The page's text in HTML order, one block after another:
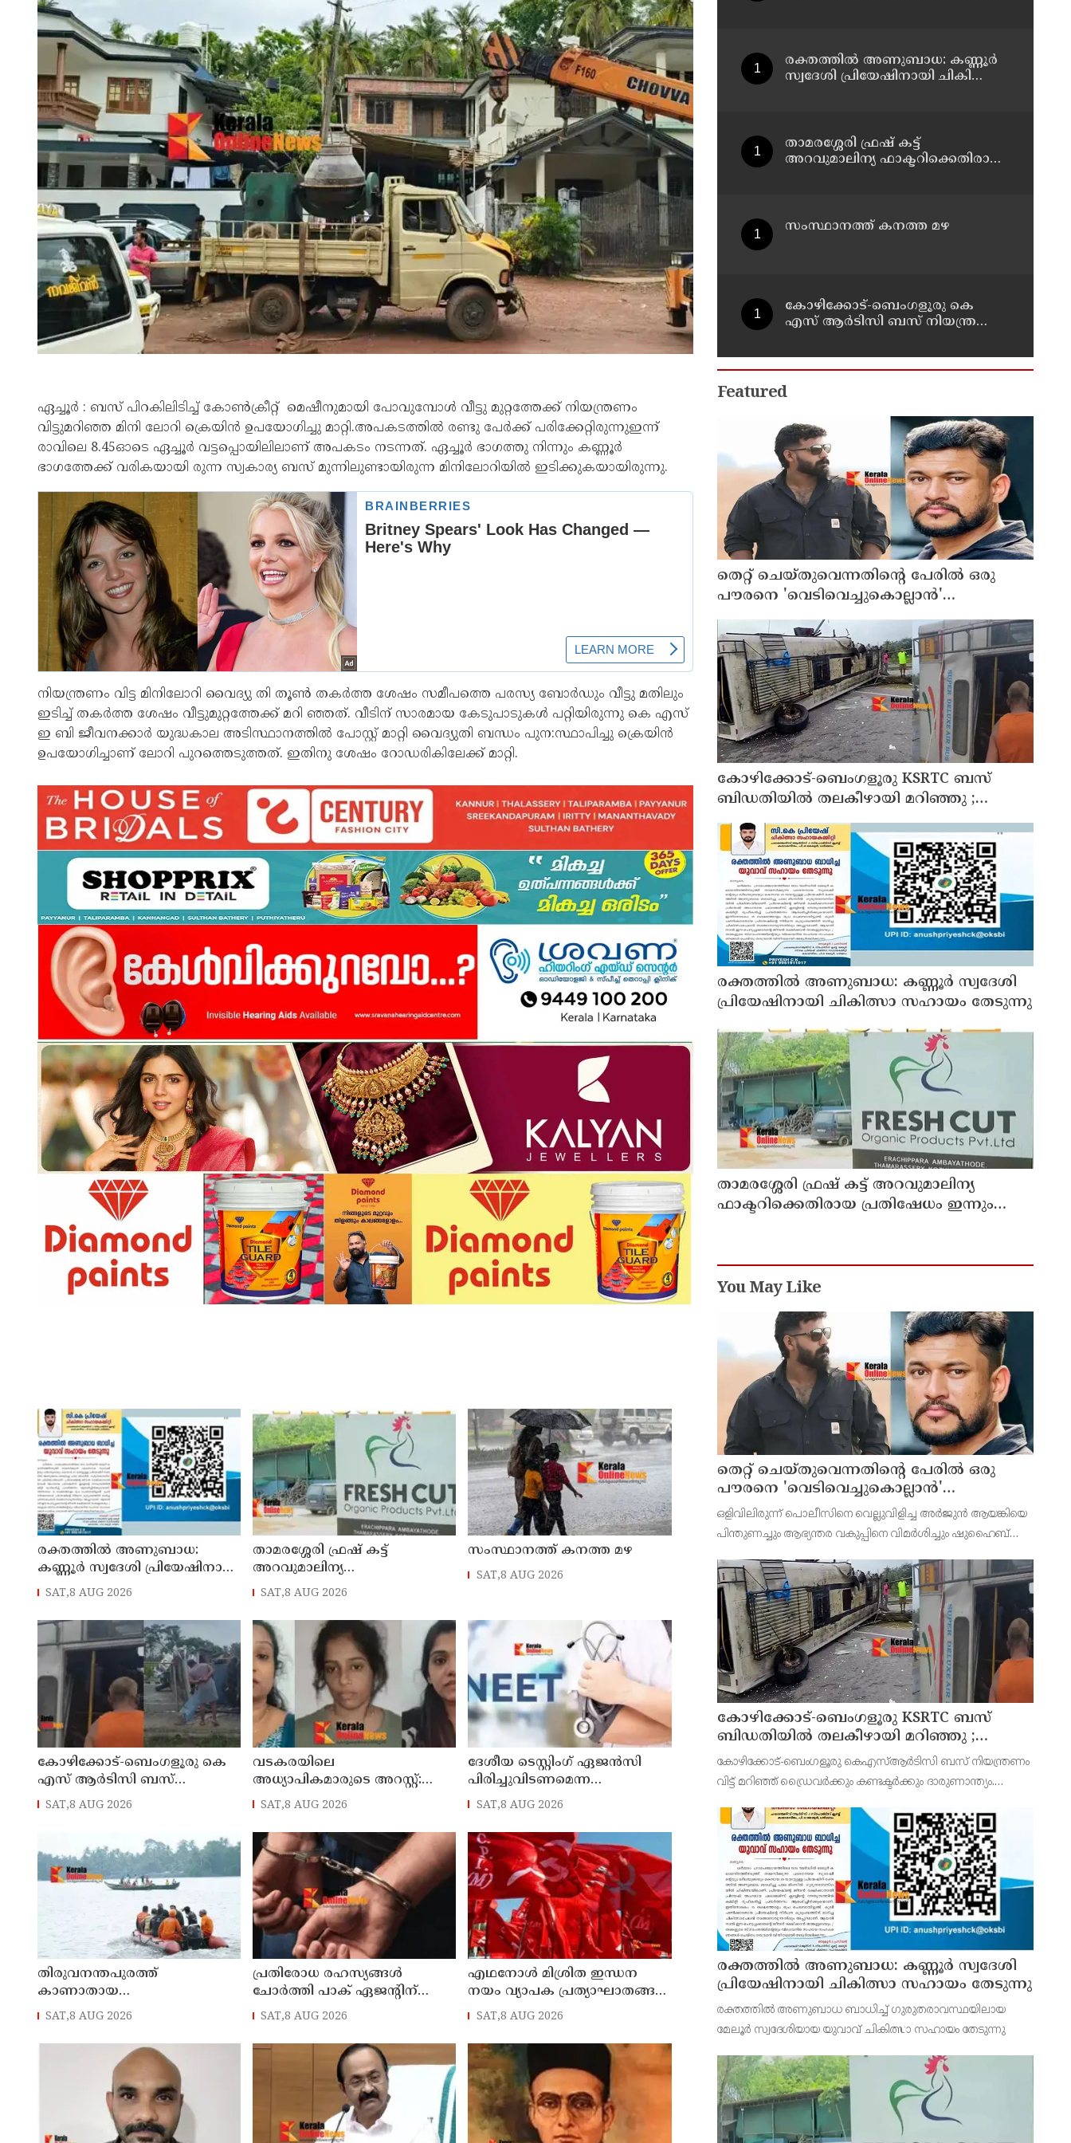
ഏച്ചൂർ : ബസ് പിറകിലിടിച്ച് കോൺക്രീറ്റ് മെഷീനുമായി പോവുമ്പോൾ വീട്ടു മുറ്റത്തേക്ക് നിയന്ത്രണം
വിട്ടുമറിഞ്ഞ മിനി ലോറി ക്രെയിൻ ഉപയോഗിച്ചു മാറ്റി.അപകടത്തിൽ രണ്ടു പേർക്ക് പരിക്കേറ്റിരുന്നുഇന്ന്
രാവിലെ 8.45ഓടെ ഏച്ചൂർ വട്ടപ്പൊയിലിലാണ് അപകടം നടന്നത്. ഏച്ചൂർ ഭാഗത്തു നിന്നും കണ്ണൂർ
ഭാഗത്തേക്ക് വരികയായി രുന്ന സ്വകാര്യ ബസ് മുന്നിലുണ്ടായിരുന്ന മിനിലോറിയിൽ ഇടിക്കുകയായിരുന്നു.
നിയന്ത്രണം വിട്ട മിനിലോറി വൈദ്യു തി തൂൺ തകർത്ത ശേഷം സമീപത്തെ പരസ്യ ബോർഡും വീട്ടു മതിലും
ഇടിച്ച് തകർത്ത ശേഷം വീട്ടുമുറ്റത്തേക്ക് മറി ഞ്ഞത്. വീടിന് സാരമായ കേടുപാടുകൾ പറ്റിയിരുന്നു കെ എസ്
ഇ ബി ജീവനക്കാർ യുദ്ധകാല അടിസ്ഥാനത്തിൽ പോസ്റ്റ് മാറ്റി വൈദ്യുതി ബന്ധം പുന:സ്ഥാപിച്ചു ക്രെയിൻ
ഉപയോഗിച്ചാണ് ലോറി പുറത്തെടുത്തത്. ഇതിനു ശേഷം റോഡരികിലേക്ക് മാറ്റി.
രക്തത്തിൽ അണുബാധ:
കണ്ണൂർ സ്വദേശി പ്രിയേഷിനായി
ചികിത്സാ സഹായം തേടുന്നു
SAT,8 AUG 2026
താമരശ്ശേരി ഫ്രഷ് കട്ട്
അറവുമാലിന്യ
ഫാക്ടറിക്കെതിരായ പ്രതിഷേധം
SAT,8 AUG 2026
സംസ്ഥാനത്ത് കനത്ത മഴ
SAT,8 AUG 2026
കോഴിക്കോട്-ബെംഗളൂരു കെ
എസ് ആര്‍ടിസി ബസ്
നിയന്ത്രണം വിട്ട് തലകീഴായി
മറിഞ്ഞു; ഡ്രൈവര്‍ക്കും
SAT,8 AUG 2026
വടകരയിലെ
അധ്യാപികമാരുടെ അറസ്റ്റ്:
അന്വേഷണം സംസ്ഥാനത്തിന്
പുറത്തേയ്ക്ക്
SAT,8 AUG 2026
ദേശീയ ടെസ്റ്റിംഗ് ഏജന്‍സി
പിരിച്ചുവിടണമെന്ന
ആവശ്യവുമായി കോക്രോച്ച്
ജനതാ പാര്‍ട്ടി
SAT,8 AUG 2026
തിരുവനന്തപുരത്ത്
കാണാതായ
മത്സ്യത്തൊഴിലാളികള്‍ക്കായുള്ള
SAT,8 AUG 2026
പ്രതിരോധ രഹസ്യങ്ങള്‍
ചോര്‍ത്തി പാക് ഏജന്റിന്
നല്‍കി; വ്യോമസേനാ വിങ്
SAT,8 AUG 2026
എഥനോള്‍ മിശ്രിത ഇന്ധന
നയം വ്യാപക പ്രത്യാഘാതങ്ങള്‍
സൃഷ്ടിക്കും:
പ്രതിഷേധമെന്ന് സിപിഐഎം
SAT,8 AUG 2026
രക്തത്തിൽ അണുബാധ: കണ്ണൂർ
സ്വദേശി പ്രിയേഷിനായി ചികിത്സാ
താമരശ്ശേരി ഫ്രഷ് കട്ട്
അറവുമാലിന്യ ഫാക്ടറിക്കെതിരായ
സംസ്ഥാനത്ത് കനത്ത മഴ
കോഴിക്കോട്-ബെംഗളൂരു കെ
എസ് ആര്‍ടിസി ബസ് നിയന്ത്രണം
ഡ്രൈവര്‍ക്കും കണ്ടക്ടര്‍ക്കും
ദാരുണാന്ത്യം
Featured
തെറ്റ് ചെയ്തുവെന്നതിന്റെ പേരില്‍ ഒരു
പൗരനെ 'വെടിവെച്ചുകൊല്ലാന്‍'
ഉത്തരവിടാന്‍ ഇത് സംഘപരിവാറിൻ്റെ
ബുള്‍ഡോസര്‍ ഭരണമുള്ള യുപിയോ
ബിഹാറോ അല്ല ; അര്‍ജുന്‍ ആയങ്കിയെ
പിന്തുണച്ച് ആകാശ് തില്ലങ്കേരി
കോഴിക്കോട്-ബെംഗളൂരു KSRTC ബസ്
ബിഡതിയിൽ തലകീഴായി മറിഞ്ഞു ;
ഡ്രെെവർക്കും കണ്ടക്ടർക്കും ദാരുണാന്ത്യം,
നിരവധി യാത്രക്കാർക്ക് പരിക്ക്
രക്തത്തിൽ അണുബാധ: കണ്ണൂർ സ്വദേശി
പ്രിയേഷിനായി ചികിത്സാ സഹായം തേടുന്നു
താമരശ്ശേരി ഫ്രഷ് കട്ട് അറവുമാലിന്യ
ഫാക്ടറിക്കെതിരായ പ്രതിഷേധം ഇന്നും
You May Like
തെറ്റ് ചെയ്തുവെന്നതിന്റെ പേരില്‍ ഒരു
പൗരനെ 'വെടിവെച്ചുകൊല്ലാന്‍'
ഉത്തരവിടാന്‍ ഇത് സംഘപരിവാറിൻ്റെ
ബുള്‍ഡോസര്‍ ഭരണമുള്ള യുപിയോ
ബിഹാറോ അല്ല ; അര്‍ജുന്‍ ആയങ്കിയെ
പിന്തുണച്ച് ആകാശ് തില്ലങ്കേരി
ഒളിവിലിരുന്ന് പൊലീസിനെ വെല്ലുവിളിച്ച അര്‍ജുന്‍ ആയങ്കിയെ
പിന്തുണച്ചും ആഭ്യന്തര വകുപ്പിനെ വിമര്‍ശിച്ചും ഷുഹൈബ്
പൊലീസിനെ പരസ്യമായി അവഹേളിക്കുകയും വെല്ല
കോഴിക്കോട്-ബെംഗളൂരു KSRTC ബസ്
ബിഡതിയിൽ തലകീഴായി മറിഞ്ഞു ;
ഡ്രെെവർക്കും കണ്ടക്ടർക്കും ദാരുണാന്ത്യം,
നിരവധി യാത്രക്കാർക്ക് പരിക്ക്
കോഴിക്കോട്-ബെംഗളൂരു കെഎസ്ആര്‍ടിസി ബസ് നിയന്ത്രണം
വിട്ട് മറിഞ്ഞ് ഡ്രൈവര്‍ക്കും കണ്ടക്ടര്‍ക്കും ദാരുണാന്ത്യം.
അപകടം. നിയന്ത്രണം വിട്ട ബസ് സൂചനാ ബോര്‍ഡില
രക്തത്തിൽ അണുബാധ: കണ്ണൂർ സ്വദേശി
പ്രിയേഷിനായി ചികിത്സാ സഹായം തേടുന്നു
രക്തത്തിൽ അണുബാധ ബാധിച്ച് ഗുരുതരാവസ്ഥയിലായ
മേലൂർ സ്വദേശിയായ യുവാവ് ചികിത്സാ സഹായം തേടുന്നു